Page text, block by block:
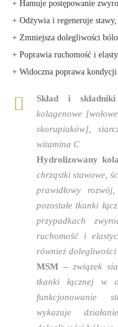
+ Hamuje postępowanie
+ Odżywia i regeneruje
+ Zmniejsza dolegliwości
+ Poprawia ruchomość i
+ Widoczna poprawa
Skład i
kolagenowe
skorupiaków],
witamina C
Hydrolizowany
chrząstki stawowe,
prawidłowy
pozostałe tkanki
przypadkach
ruchomość i
również dolegliwości
MSM –związek
tkanki łącznej w
funkcjonowanie
wykazuje